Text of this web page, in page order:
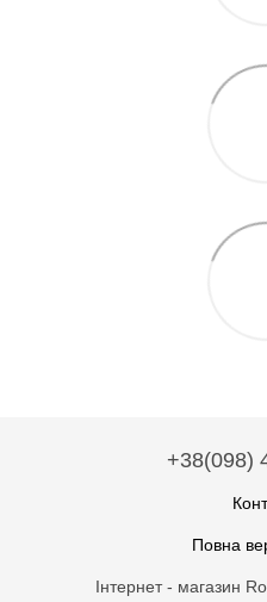
+38(098)
Повна
Інтернет - магазин